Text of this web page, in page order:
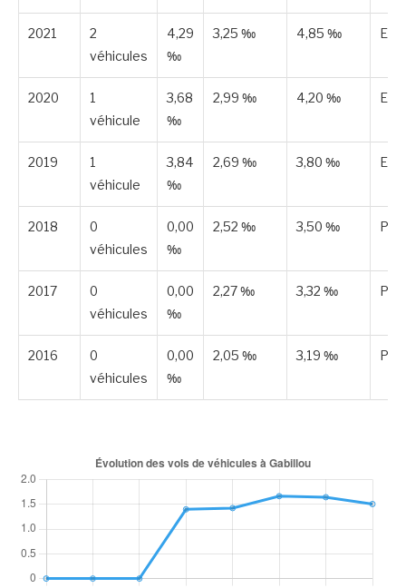
2021
2
véhicules
4,29
‰
3,25 ‰ 4,85 ‰
2020
1
véhicule
3,68
‰
2,99 ‰ 4,20 ‰
2019
1
véhicule
3,84
‰
2,69 ‰ 3,80 ‰
2018
0
véhicules
0,00
‰
2,52 ‰ 3,50 ‰
2017
0
véhicules
0,00
‰
2,27 ‰ 3,32 ‰
2016
0
véhicules
0,00
‰
2,05 ‰ 3,19 ‰